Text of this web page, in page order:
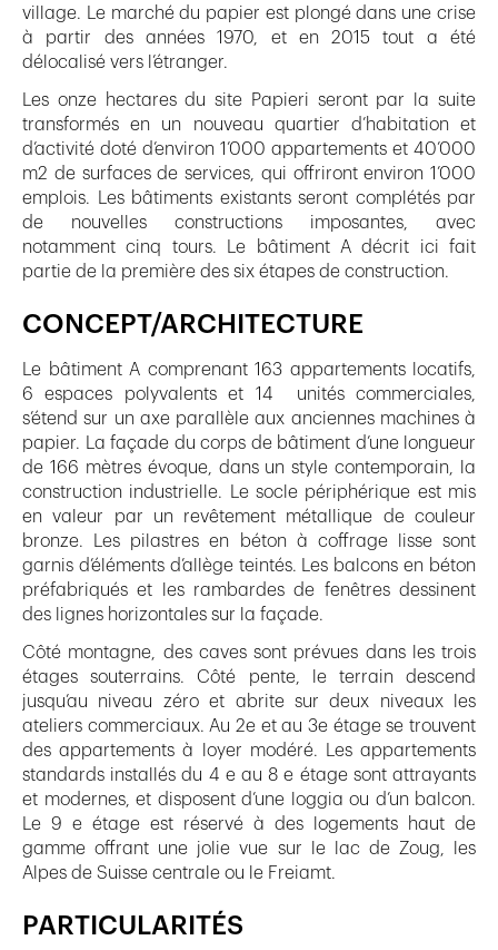
village. Le marché du papier est plongé dans une crise
à partir des années 1970, et en 2015 tout a été
délocalisé vers l’étranger.
Les onze hectares du site Papieri seront par la suite
transformés en un nouveau quartier d’habitation et
d’activité doté d’environ 1’000 appartements et 40’000
m2 de surfaces de services, qui offriront environ 1’000
emplois. Les bâtiments existants seront complétés par
de nouvelles constructions imposantes, avec
notamment cinq tours. Le bâtiment A décrit ici fait
partie de la première des six étapes de construction.
CONCEPT/ARCHITECTURE
Le bâtiment A comprenant 163 appartements locatifs,
6 espaces polyvalents et 14 unités commerciales,
s’étend sur un axe parallèle aux anciennes machines à
papier. La façade du corps de bâtiment d’une longueur
de 166 mètres évoque, dans un style contemporain, la
construction industrielle. Le socle périphérique est mis
en valeur par un revêtement métallique de couleur
bronze. Les pilastres en béton à coffrage lisse sont
garnis d’éléments d’allège teintés. Les balcons en béton
préfabriqués et les rambardes de fenêtres dessinent
des lignes horizontales sur la façade.
Côté montagne, des caves sont prévues dans les trois
étages souterrains. Côté pente, le terrain descend
jusqu’au niveau zéro et abrite sur deux niveaux les
ateliers commerciaux. Au 2e et au 3e étage se trouvent
des appartements à loyer modéré. Les appartements
standards installés du 4 e au 8 e étage sont attrayants
et modernes, et disposent d’une loggia ou d’un balcon.
Le 9 e étage est réservé à des logements haut de
gamme offrant une jolie vue sur le lac de Zoug, les
Alpes de Suisse centrale ou le Freiamt.
PARTICULARITÉS